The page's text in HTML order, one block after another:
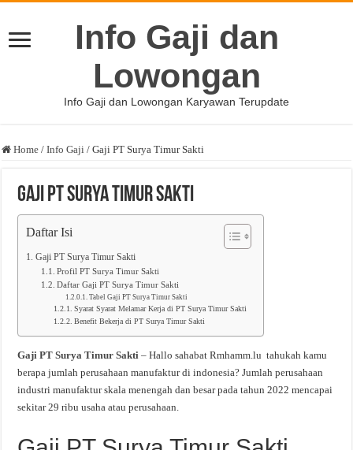
Info Gaji dan
Lowongan
Info Gaji dan Lowongan Karyawan Terupdate
Home / Info Gaji / Gaji PT Surya Timur Sakti
Gaji PT Surya Timur Sakti
Daftar Isi
Gaji PT Surya Timur Sakti
Profil PT Surya Timur Sakti
Daftar Gaji PT Surya Timur Sakti
Tabel Gaji PT Surya Timur Sakti
Syarat Syarat Melamar Kerja di PT Surya Timur Sakti
Benefit Bekerja di PT Surya Timur Sakti
Gaji PT Surya Timur Sakti – Hallo sahabat Rmhamm.lu tahukah kamu
berapa jumlah perusahaan manufaktur di indonesia? Jumlah perusahaan
industri manufaktur skala menengah dan besar pada tahun 2022 mencapai
sekitar 29 ribu usaha atau perusahaan.